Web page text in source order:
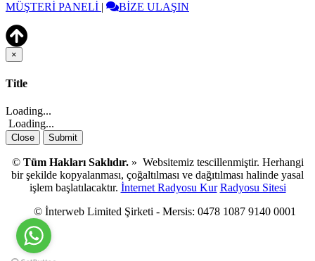
MÜŞTERİ PANELİ | BİZE ULAŞIN
×
Close
Title
Loading...
Loading...
Close Submit
© Tüm Hakları Saklıdır.» Websitemiz tescillenmiştir. Herhangi
bir şekilde kopyalanması, çoğaltılması ve dağıtılması halinde yasal
işlem başlatılacaktır. İnternet Radyosu Kur Radyosu Sitesi
© İnterweb Limited Şirketi - Mersis: 0478 1087 9140 0001